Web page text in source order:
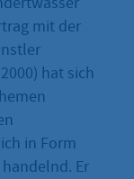
mit der
hat sich
in Form
Er